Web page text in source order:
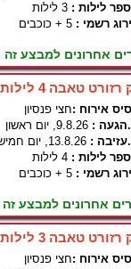
לילות : 3 לילות
רשמי : 5 + כוכבים
אחרונים למבצע זה
טאבה 4 לילות אמצ``ש
אירוח :חצי פנסיון
: 9.8.26, יום ראשון
: 13.8.26, יום חמישי
לילות : 4 לילות
רשמי : 5 + כוכבים
אחרונים למבצע זה
טאבה 3 לילות סופ``ש
אירוח :חצי פנסיון